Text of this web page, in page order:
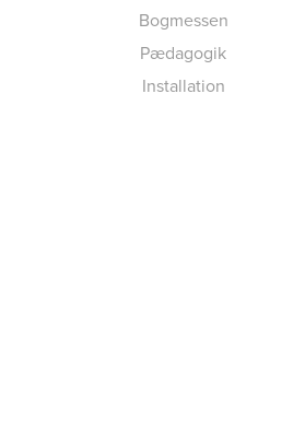
Bogmessen
Pædagogik
Installation